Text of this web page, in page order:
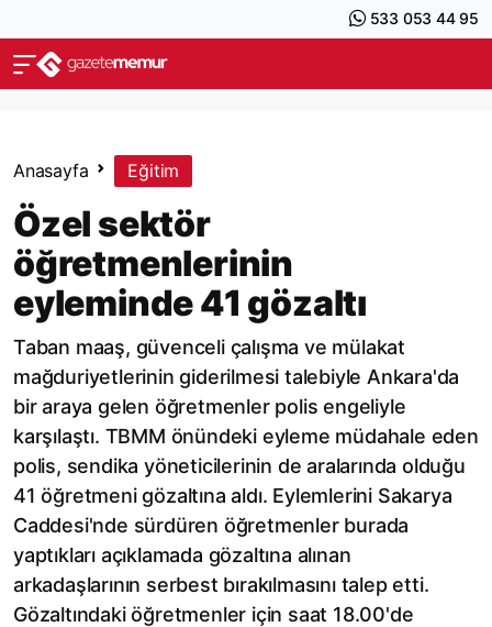
533 053 44 95
Anasayfa Eğitim
Özel sektör
öğretmenlerinin
eyleminde 41 gözaltı
Taban maaş, güvenceli çalışma ve mülakat
mağduriyetlerinin giderilmesi talebiyle Ankara'da
bir araya gelen öğretmenler polis engeliyle
karşılaştı. TBMM önündeki eyleme müdahale eden
polis, sendika yöneticilerinin de aralarında olduğu
41 öğretmeni gözaltına aldı. Eylemlerini Sakarya
Caddesi'nde sürdüren öğretmenler burada
yaptıkları açıklamada gözaltına alınan
arkadaşlarının serbest bırakılmasını talep etti.
Gözaltındaki öğretmenler için saat 18.00'de